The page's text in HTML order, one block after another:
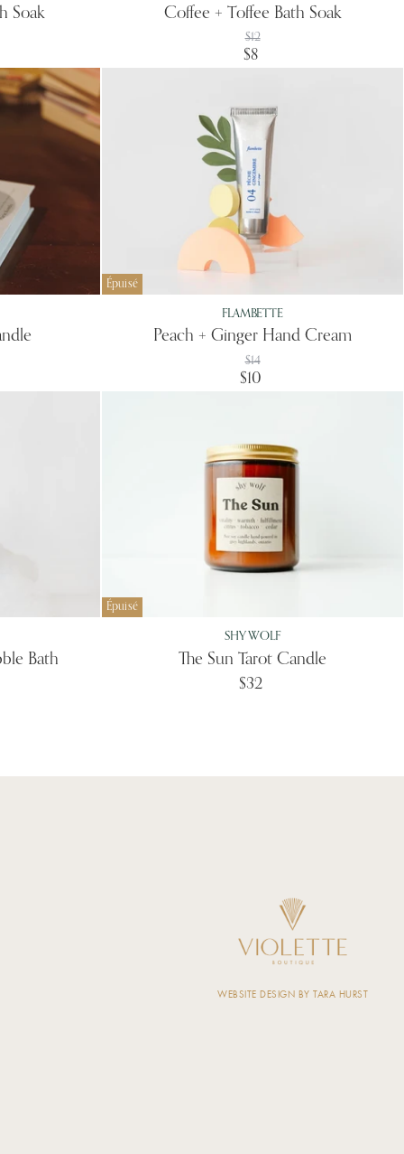
Soak Coffee + Toffee Bath Soak
Prix
d'origine
$12
Prix
$8
Épuisé
FLAMBETTE
Peach + Ginger Hand Cream
Prix
d'origine
$14
Prix
$10
Bath
Épuisé
SHY WOLF
The Sun Tarot Candle
$32
WEBSITE DESIGN BY TARA HURST